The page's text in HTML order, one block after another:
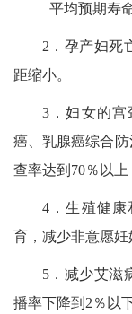
平均预期寿
2．孕产妇死
距缩小。
3．妇女的宫
癌、乳腺癌综合
查率达到70％以上
4．生殖健康
育，减少非意愿妊
5．减少艾滋
播率下降到2％以下